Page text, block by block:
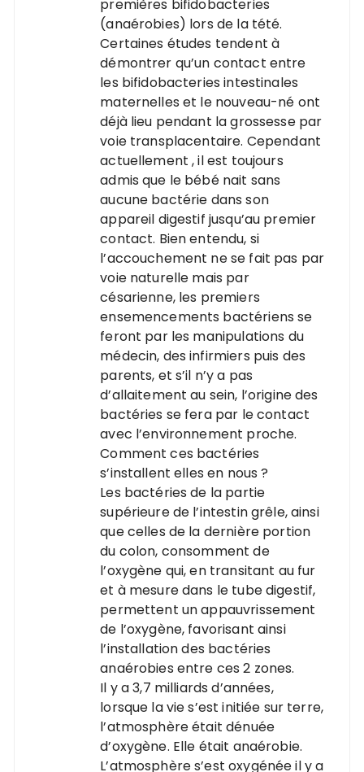
premières bifidobacteries
(anaérobies) lors de la tété.
Certaines études tendent à
démontrer qu’un contact entre
les bifidobacteries intestinales
maternelles et le nouveau-né ont
déjà lieu pendant la grossesse par
voie transplacentaire. Cependant
actuellement , il est toujours
admis que le bébé nait sans
aucune bactérie dans son
appareil digestif jusqu’au premier
contact. Bien entendu, si
l’accouchement ne se fait pas par
voie naturelle mais par
césarienne, les premiers
ensemencements bactériens se
feront par les manipulations du
médecin, des infirmiers puis des
parents, et s’il n’y a pas
d’allaitement au sein, l’origine des
bactéries se fera par le contact
avec l’environnement proche.
Comment ces bactéries
s’installent elles en nous ?
Les bactéries de la partie
supérieure de l’intestin grêle, ainsi
que celles de la dernière portion
du colon, consomment de
l’oxygène qui, en transitant au fur
et à mesure dans le tube digestif,
permettent un appauvrissement
de l’oxygène, favorisant ainsi
l’installation des bactéries
anaérobies entre ces 2 zones.
Il y a 3,7 milliards d’années,
lorsque la vie s’est initiée sur terre,
l’atmosphère était dénuée
d’oxygène. Elle était anaérobie.
L’atmosphère s’est oxygénée il y a